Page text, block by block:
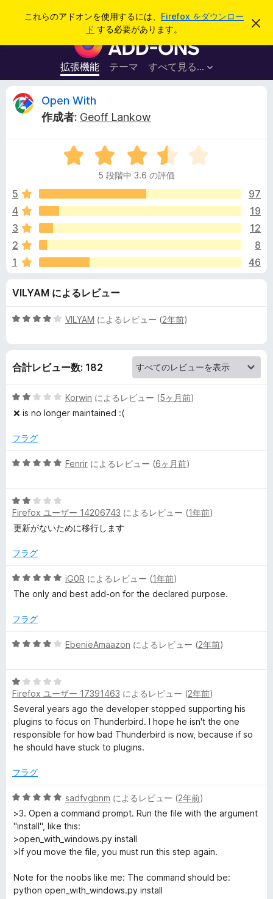
これらのアドオンを使用するには、 Firefox をダウンロー
ド する必要があります。
こ
を
F
i
r
e
x
ラ
ウ
ザ
ー
ド
オ
ン
拡張機能 テーマ すべて見る...
ログイン
O
n
W
i
t
h
レ
ビ
ー
Open With
作成者: Geoff Lankow
5
段
中
.
の
価
5 段階中 3.6 の評価
5
97
4
19
3
12
2
8
1
46
VILYAM によるレビュー
5
4
評
価
VILYAM によるレビュー (2年前)
合計レビュー数: 182
5
段
中
の
Korwin によるレビュー (5ヶ月前)
❌ is no longer maintained :(
フラグ
5
中
5
の
価
Fenrir によるレビュー (6ヶ月前)
5
段
階
2
評
価
Firefox ユーザー 14206743 によるレビュー (1年前)
更新がないために移行します
フラグ
5
段
中
の
iG0R によるレビュー (1年前)
The only and best add-on for the declared purpose.
フラグ
5
中
4
の
評
価
EbenieAmaazon によるレビュー (2年前)
5
段
階
中
1
の
価
Firefox ユーザー 17391463 によるレビュー (2年前)
Several years ago the developer stopped supporting his
plugins to focus on Thunderbird. I hope he isn't the one
responsible for how bad Thunderbird is now, because if so
he should have stuck to plugins.
フラグ
5
段
階
中
5
評
価
sadfvgbnm によるレビュー (2年前)
>3. Open a command prompt. Run the file with the argument
"install", like this:
>open_with_windows.py install
>If you move the file, you must run this step again.
Note for the noobs like me: The command should be:
python open_with_windows.py install